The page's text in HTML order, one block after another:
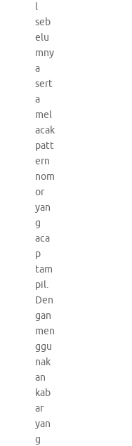
l
seb
elu
mny
a
sert
a
mel
acak
patt
ern
nom
or
yan
g
aca
p
tam
pil.
Den
gan
men
ggu
nak
an
kab
ar
yan
g